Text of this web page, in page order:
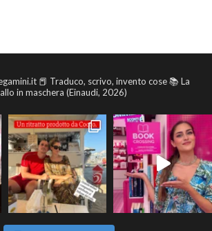
📕 Traduco, scrivo, invento cose📚 La
in maschera (Einaudi, 2026)